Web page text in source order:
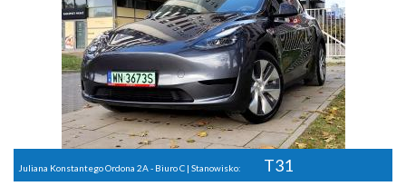
Juliana Konstantego Ordona 2A - Biuro C | Stanowisko: T31